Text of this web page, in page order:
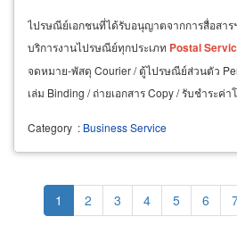
ไปรษณีย์เอกชนที่ได้รับอนุญาตจากการสื่อสาร
บริการงานไปรษณีย์ทุกประเภท Postal
จดหมาย-พัสดุ Courier / ตู้ไปรษณีย์ส่วนตัว
เล่ม Binding / ถ่ายเอกสาร Copy / รับชำระ
Category : Business Service
Pagination
Current
page
1 Page
2 Page
3 Page
4 Page
5 Page
6